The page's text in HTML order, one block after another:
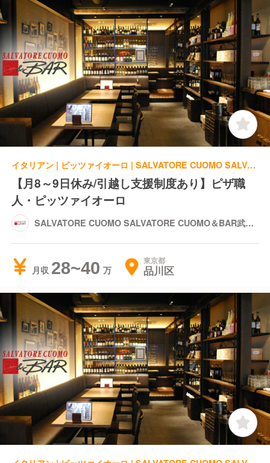
イタリアン | ピッツァイオーロ | SALVATORE CUOMO SALVATORE CUOMO＆BAR武蔵小山
【月8～9日休み/引越し支援制度あり】ピザ職
人・ピッツァイオーロ
SALVATORE CUOMO SALVATORE CUOMO＆BAR武蔵
月収 28~40 東京都
品川区